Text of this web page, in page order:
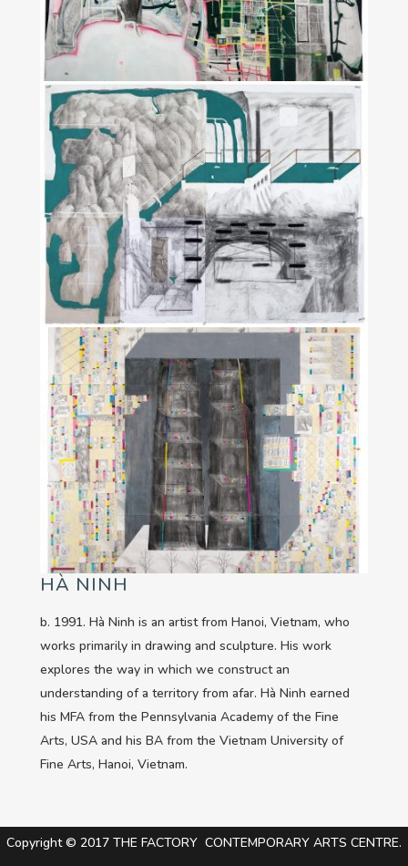
HÀ NINH
b. 1991. Hà Ninh is an artist from Hanoi, Vietnam, who
works primarily in drawing and sculpture. His work
explores the way in which we construct an
understanding of a territory from afar. Hà Ninh earned
his MFA from the Pennsylvania Academy of the Fine
Arts, USA and his BA from the Vietnam University of
Fine Arts, Hanoi, Vietnam.
Copyright © 2017 THE FACTORY CONTEMPORARY ARTS CENTRE.